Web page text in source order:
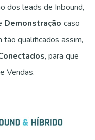
dos leads de Inbound,
Demonstração caso
tão qualificados assim,
, para que
Vendas.